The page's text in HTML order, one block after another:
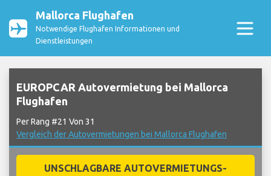
Mallorca Flughafen
Notwendige Flughafen Informationen und
Dienstleistungen
EUROPCAR Autovermietung bei Mallorca
Flughafen
Per Rang #21 Von 31
Vergleich der Autovermietungen bei Mallorca Flughafen
UNSCHLAGBARE AUTOVERMIETUNGS-